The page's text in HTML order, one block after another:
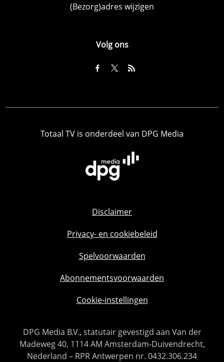
(Bezorg)adres wijzigen
Volg ons
Totaal TV is onderdeel van DPG Media
Disclaimer
Privacy- en cookiebeleid
Spelvoorwaarden
Abonnementsvoorwaarden
Cookie-instellingen
DPG Media B.V., statutair gevestigd aan Van der
Madeweg 40, 1114 AM Amsterdam-Duivendrecht,
Nederland – RPR Antwerpen nr. 0432.306.234